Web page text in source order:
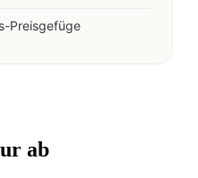
Preisgefüge
ab